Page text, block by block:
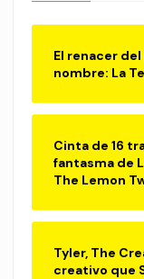
El renacer
nombre: La
Cinta de 16
fantasma de
The Lemon
Tyler, The
creativo que